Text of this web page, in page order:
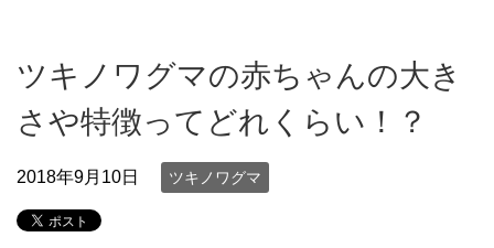
ツキノワグマの赤ちゃんの大き
さや特徴ってどれくらい！？
2018年9月10日 ツキノワグマ